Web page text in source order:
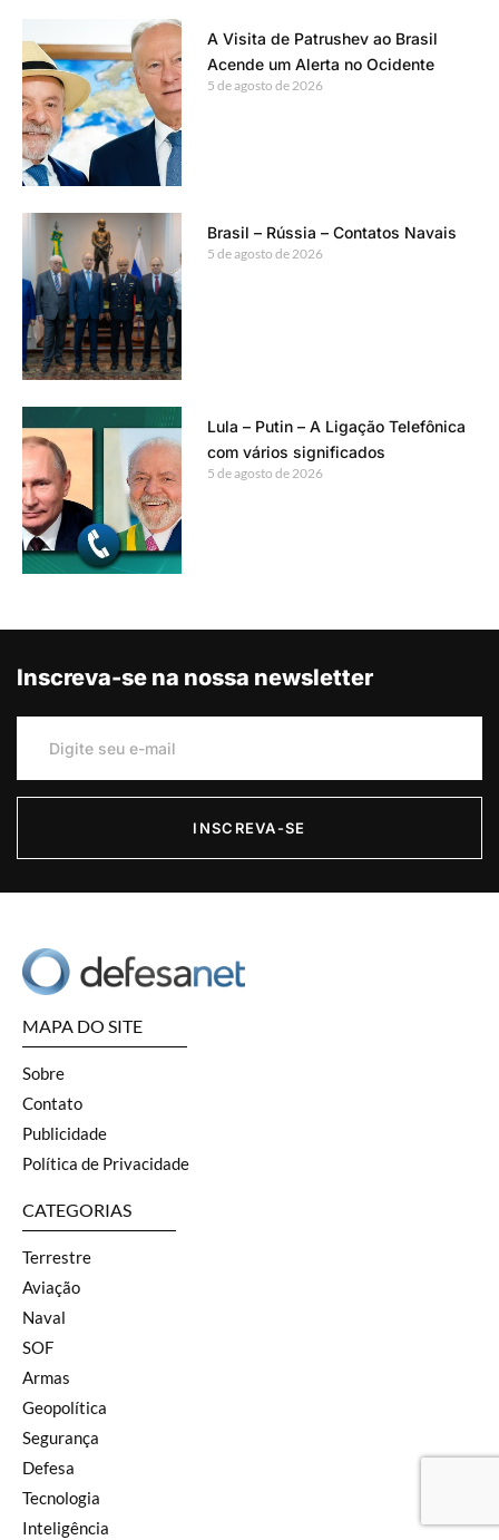
A Visita de Patrushev ao Brasil
Acende um Alerta no Ocidente
5 de agosto de 2026
Brasil – Rússia – Contatos Navais
5 de agosto de 2026
Lula – Putin – A Ligação Telefônica
com vários significados
5 de agosto de 2026
Inscreva-se na nossa newsletter
INSCREVA-SE
MAPA DO SITE
Sobre
Contato
Publicidade
Política de Privacidade
CATEGORIAS
Terrestre
Aviação
Naval
SOF
Armas
Geopolítica
Segurança
Defesa
Tecnologia
Inteligência